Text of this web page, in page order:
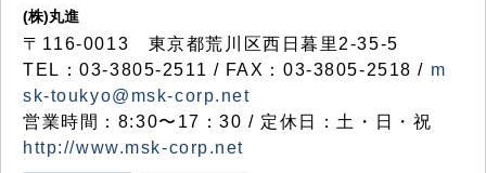
(株)丸進
〒116-0013 東京都荒川区西日暮里2-35-5
TEL：03-3805-2511 / FAX：03-3805-2518 / m
sk-toukyo@msk-corp.net
営業時間：8:30〜17：30 / 定休日：土・日・祝
http://www.msk-corp.net